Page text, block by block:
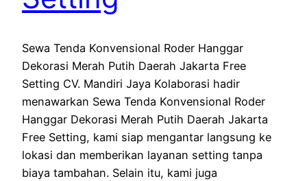
Sewa Tenda Konvensional Roder Hanggar
Dekorasi Merah Putih Daerah Jakarta Free
Setting CV. Mandiri Jaya Kolaborasi hadir
menawarkan Sewa Tenda Konvensional Roder
Hanggar Dekorasi Merah Putih Daerah Jakarta
Free Setting, kami siap mengantar langsung ke
lokasi dan memberikan layanan setting tanpa
biaya tambahan. Selain itu, kami juga